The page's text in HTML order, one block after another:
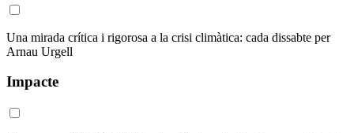
Una mirada crítica i rigorosa a la crisi climàtica: cada dissabte per
Arnau Urgell
Impacte